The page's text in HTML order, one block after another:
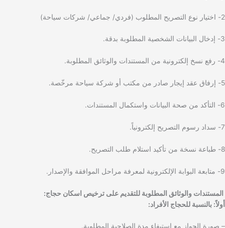
2- اختيار نوع التصريح المطلوب (فردي/ جماعي/ شركات سياحة)
3- إدخال البيانات الشخصية المطلوبة بدقة.
4- رفع نسخ إلكترونية من المستندات والوثائق المطلوبة.
5- إرفاق عقد إيجار صادر من مكتب أو شركة سياحة مرخّصة.
6- التأكد من صحة البيانات واستكمال المستندات.
7- سداد رسوم التصريح إلكترونياً.
8- طباعة نسخة من تأكيد استلام طلب التصريح.
9- متابعة البوابة الإلكترونية لمعرفة مراحل الموافقة والإصدار.
المستندات والوثائق المطلوبة للتقديم على ترخيص اسكان حجاج:
أولاً: بالنسبة للحجاج الأفراد:
– صورة الجواز مع استيفاء مدة الصلاحية المطلوبة.